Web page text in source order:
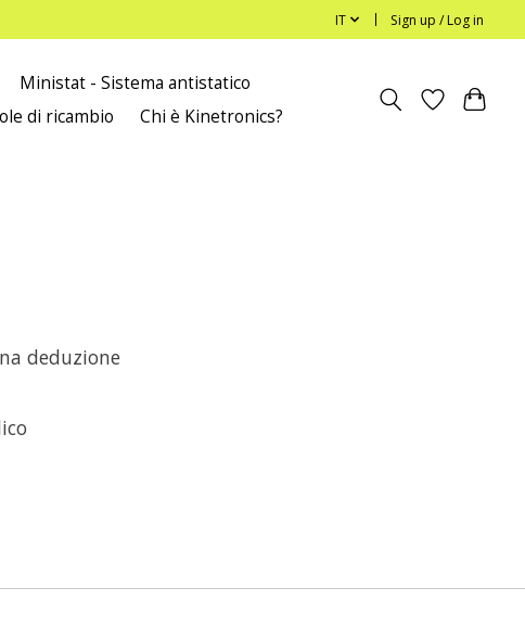
IT Sign up / Log in
Ministat - Sistema antistatico
di ricambio Chi è Kinetronics?
deduzione